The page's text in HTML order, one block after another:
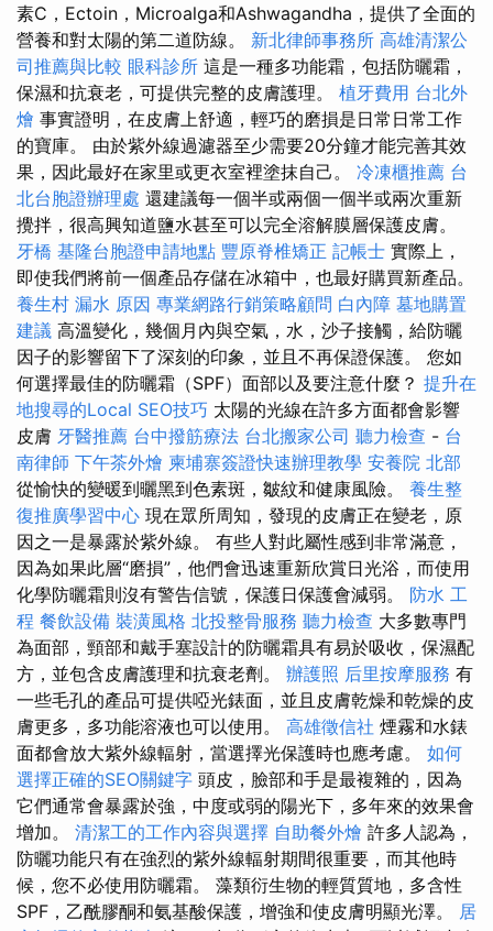
素C，Ectoin，Microalga和Ashwagandha，提供了全面的
營養和對太陽的第二道防線。 新北律師事務所 高雄清潔公
司推薦與比較 眼科診所 這是一種多功能霜，包括防曬霜，
保濕和抗衰老，可提供完整的皮膚護理。 植牙費用 台北外
燴 事實證明，在皮膚上舒適，輕巧的磨損是日常日常工作
的寶庫。 由於紫外線過濾器至少需要20分鐘才能完善其效
果，因此最好在家里或更衣室裡塗抹自己。 冷凍櫃推薦 台
北台胞證辦理處 還建議每一個半或兩個一個半或兩次重新
攪拌，很高興知道鹽水甚至可以完全溶解膜層保護皮膚。
牙橋 基隆台胞證申請地點 豐原脊椎矯正 記帳士 實際上，
即使我們將前一個產品存儲在冰箱中，也最好購買新產品。
養生村 漏水 原因 專業網路行銷策略顧問 白內障 墓地購置
建議 高溫變化，幾個月內與空氣，水，沙子接觸，給防曬
因子的影響留下了深刻的印象，並且不再保證保護。 您如
何選擇最佳的防曬霜（SPF）面部以及要注意什麼？ 提升在
地搜尋的Local SEO技巧 太陽的光線在許多方面都會影響
皮膚 牙醫推薦 台中撥筋療法 台北搬家公司 聽力檢查 - 台
南律師 下午茶外燴 柬埔寨簽證快速辦理教學 安養院 北部
從愉快的變暖到曬黑到色素斑，皺紋和健康風險。 養生整
復推廣學習中心 現在眾所周知，發現的皮膚正在變老，原
因之一是暴露於紫外線。 有些人對此屬性感到非常滿意，
因為如果此層“磨損”，他們會迅速重新欣賞日光浴，而使用
化學防曬霜則沒有警告信號，保護日保護會減弱。 防水 工
程 餐飲設備 裝潢風格 北投整骨服務 聽力檢查 大多數專門
為面部，頸部和戴手塞設計的防曬霜具有易於吸收，保濕配
方，並包含皮膚護理和抗衰老劑。 辦護照 后里按摩服務 有
一些毛孔的產品可提供啞光錶面，並且皮膚乾燥和乾燥的皮
膚更多，多功能溶液也可以使用。 高雄徵信社 煙霧和水錶
面都會放大紫外線輻射，當選擇光保護時也應考慮。 如何
選擇正確的SEO關鍵字 頭皮，臉部和手是最複雜的，因為
它們通常會暴露於強，中度或弱的陽光下，多年來的效果會
增加。 清潔工的工作內容與選擇 自助餐外燴 許多人認為，
防曬功能只有在強烈的紫外線輻射期間很重要，而其他時
候，您不必使用防曬霜。 藻類衍生物的輕質質地，多含性
SPF，乙酰膠酮和氨基酸保護，增強和使皮膚明顯光澤。 居